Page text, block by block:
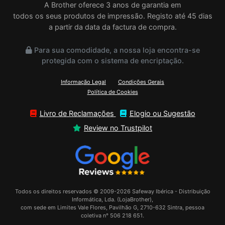
rantia
A Brother oferece 3 anos de garantia em
todos os seus produtos de impressão. Registo até 45 dias
a partir da data da factura de compra.
Para sua comodidade, a nossa loja encontra-se
protegida com o sistema de encriptação.
Informação Legal
Condições Gerais
Política de Cookies
Livro de Reclamações
Elogio ou Sugestão
Review no Trustpilot
Todos os direitos reservados © 2009-2026 Safeway Ibérica - Distribuição
Informática, Lda. (LojaBrother),
com sede em Limites Vale Flores, Pavilhão G, 2710-632 Sintra, pessoa
coletiva n° 506 218 651.